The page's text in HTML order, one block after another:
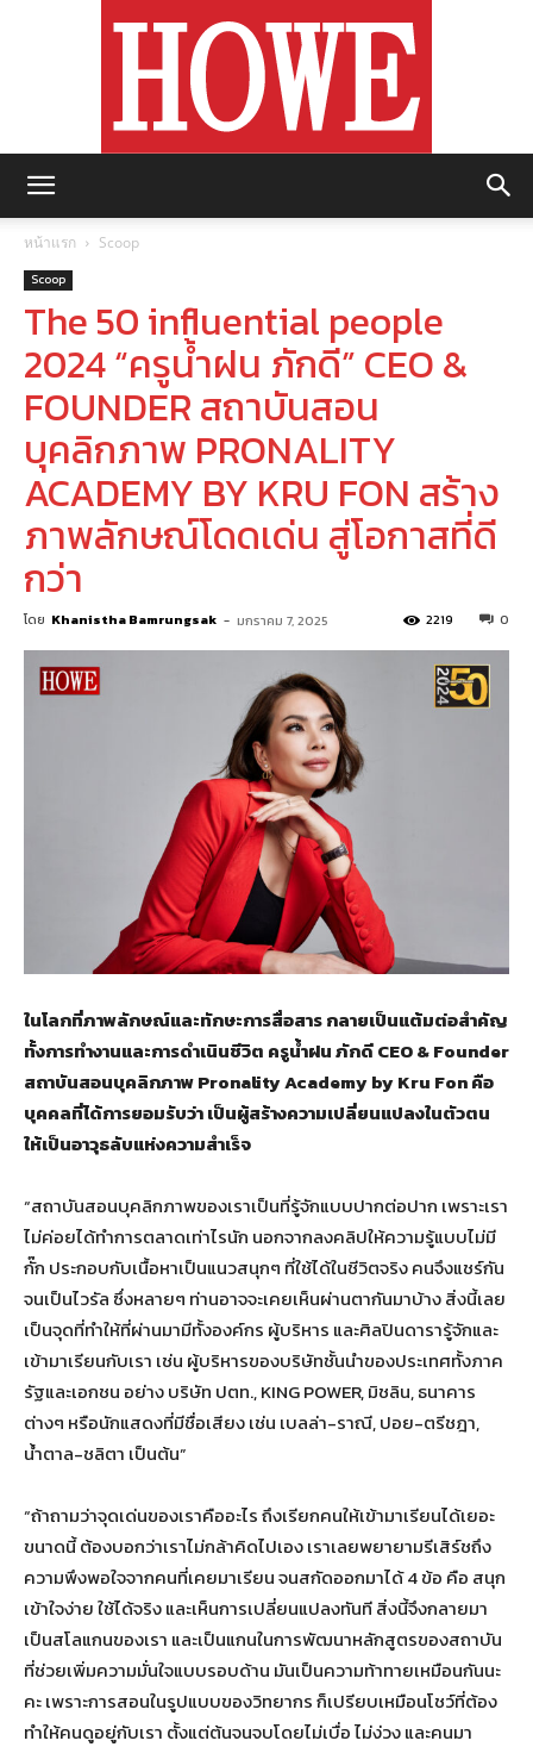
หน้าแรก Scoop
Scoop
The 50 influential people
2024 “ครูน้ำฝน ภักดี” CEO &
FOUNDER สถาบันสอน
บุคลิกภาพ PRONALITY
ACADEMY BY KRU FON สร้าง
ภาพลักษณ์โดดเด่น สู่โอกาสที่ดี
กว่า
โดย Khanistha Bamrungsak - มกราคม 7, 2025 0
2219
ในโลกที่ภาพลักษณ์และทักษะการสื่อสาร กลายเป็นแต้มต่อสำคัญ
ทั้งการทำงานและการดำเนินชีวิต ครูน้ำฝน ภักดีCEO & Founder
สถาบันสอนบุคลิกภาพ Pronality Academy by Kru Fon คือ
บุคคลที่ได้การยอมรับว่า เป็นผู้สร้างความเปลี่ยนแปลงในตัวตน
ให้เป็นอาวุธลับแห่งความสำเร็จ
“สถาบันสอนบุคลิกภาพของเราเป็นที่รู้จักแบบปากต่อปาก เพราะเรา
ไม่ค่อยได้ทำการตลาดเท่าไรนัก นอกจากลงคลิปให้ความรู้แบบไม่มี
กั๊ก ประกอบกับเนื้อหาเป็นแนวสนุกๆ ที่ใช้ได้ในชีวิตจริง คนจึงแชร์กัน
จนเป็นไวรัล ซึ่งหลายๆ ท่านอาจจะเคยเห็นผ่านตากันมาบ้าง สิ่งนี้เลย
เป็นจุดที่ทำให้ที่ผ่านมามีทั้งองค์กร ผู้บริหาร และศิลปินดารารู้จักและ
เข้ามาเรียนกับเรา เช่น ผู้บริหารของบริษัทชั้นนำของประเทศทั้งภาค
รัฐและเอกชน อย่าง บริษัท ปตท., KING POWER, มิชลิน, ธนาคาร
ต่างๆ หรือนักแสดงที่มีชื่อเสียง เช่น เบลล่า-ราณี, ปอย-ตรีชฎา,
น้ำตาล-ชลิตา เป็นต้น”
“ถ้าถามว่าจุดเด่นของเราคืออะไร ถึงเรียกคนให้เข้ามาเรียนได้เยอะ
ขนาดนี้ ต้องบอกว่าเราไม่กล้าคิดไปเอง เราเลยพยายามรีเสิร์ชถึง
ความพึงพอใจจากคนที่เคยมาเรียน จนสกัดออกมาได้ 4 ข้อ คือ สนุก
เข้าใจง่าย ใช้ได้จริง และเห็นการเปลี่ยนแปลงทันที สิ่งนี้จึงกลายมา
เป็นสโลแกนของเรา และเป็นแกนในการพัฒนาหลักสูตรของสถาบัน
ที่ช่วยเพิ่มความมั่นใจแบบรอบด้าน มันเป็นความท้าทายเหมือนกันนะ
คะ เพราะการสอนในรูปแบบของวิทยากร ก็เปรียบเหมือนโชว์ที่ต้อง
ทำให้คนดูอยู่กับเรา ตั้งแต่ต้นจนจบโดยไม่เบื่อ ไม่ง่วง และคนมา